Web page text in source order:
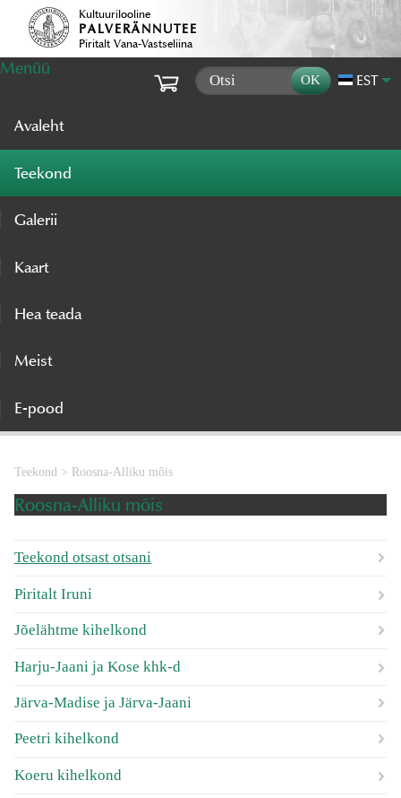
Kultuurilooline
PALVERÄNNUTEE
Piritalt Vana-Vastseliina
EST
Menüü
Avaleht
Teekond
Galerii
Kaart
Hea teada
Meist
E-pood
Teekond > Roosna-Alliku mõis
Roosna-Alliku mõis
Teekond otsast otsani
Piritalt Iruni
Jõelähtme kihelkond
Harju-Jaani ja Kose khk-d
Järva-Madise ja Järva-Jaani
Peetri kihelkond
Koeru kihelkond